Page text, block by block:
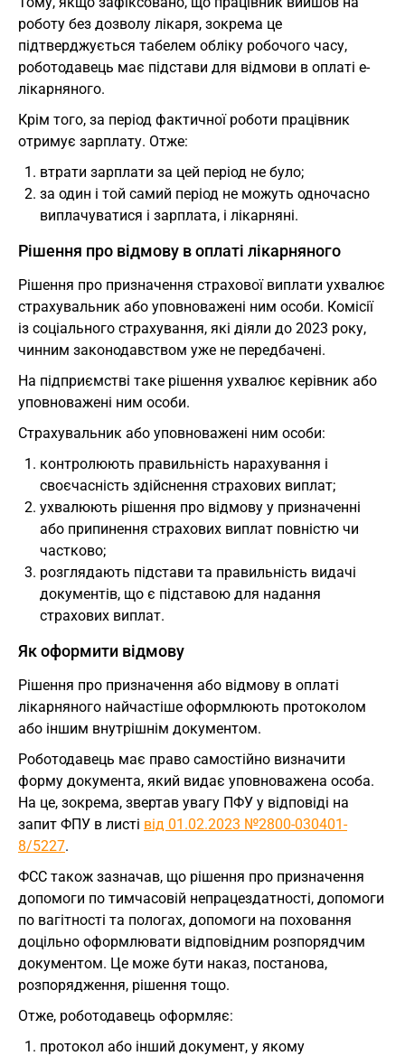
роботу без дозволу лікаря, зокрема це
підтверджується табелем обліку робочого часу,
роботодавець має підстави для відмови в оплаті е-
лікарняного.
Крім того, за період фактичної роботи працівник
отримує зарплату. Отже:
втрати зарплати за цей період не було;
за один і той самий період не можуть одночасно
виплачуватися і зарплата, і лікарняні.
Рішення про відмову в оплаті лікарняного
Рішення про призначення страхової виплати ухвалює
страхувальник або уповноважені ним особи. Комісії
із соціального страхування, які діяли до 2023 року,
чинним законодавством уже не передбачені.
На підприємстві таке рішення ухвалює керівник або
уповноважені ним особи.
Страхувальник або уповноважені ним особи:
контролюють правильність нарахування і
своєчасність здійснення страхових виплат;
ухвалюють рішення про відмову у призначенні
або припинення страхових виплат повністю чи
частково;
розглядають підстави та правильність видачі
документів, що є підставою для надання
страхових виплат.
Як оформити відмову
Рішення про призначення або відмову в оплаті
лікарняного найчастіше оформлюють протоколом
або іншим внутрішнім документом.
Роботодавець має право самостійно визначити
форму документа, який видає уповноважена особа.
На це, зокрема, звертав увагу ПФУ у відповіді на
запит ФПУ в листі від 01.02.2023 №2800-030401-
8/5227.
ФСС також зазначав, що рішення про призначення
допомоги по тимчасовій непрацездатності, допомоги
по вагітності та пологах, допомоги на поховання
доцільно оформлювати відповідним розпорядчим
документом. Це може бути наказ, постанова,
розпорядження, рішення тощо.
Отже, роботодавець оформляє:
протокол або інший документ, у якому